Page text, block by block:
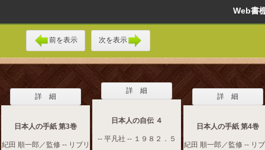
Web
前を表示 次を表示
詳 細
日本人の手紙 第3巻
紀田 順一郎／監修 -- リブリ
詳 細
日本人の自伝 ４
-- 平凡社 -- １９８２．５
詳 細
日本人の手紙 第4巻
紀田 順一郎／監修 -- リ